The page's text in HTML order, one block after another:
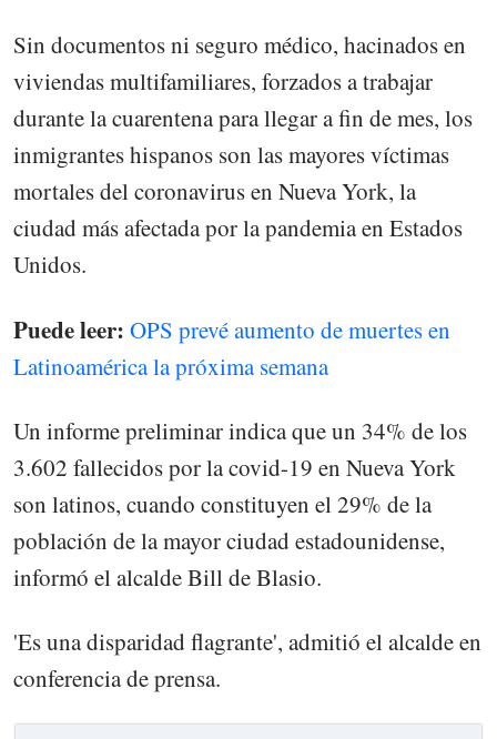
Sin documentos ni seguro médico, hacinados en
viviendas multifamiliares, forzados a trabajar
durante la cuarentena para llegar a fin de mes, los
inmigrantes hispanos son las mayores víctimas
mortales del coronavirus en Nueva York, la
ciudad más afectada por la pandemia en Estados
Unidos.
Puede leer: OPS prevé aumento de muertes en
Latinoamérica la próxima semana
Un informe preliminar indica que un 34% de los
3.602 fallecidos por la covid-19 en Nueva York
son latinos, cuando constituyen el 29% de la
población de la mayor ciudad estadounidense,
informó el alcalde Bill de Blasio.
'Es una disparidad flagrante', admitió el alcalde en
conferencia de prensa.